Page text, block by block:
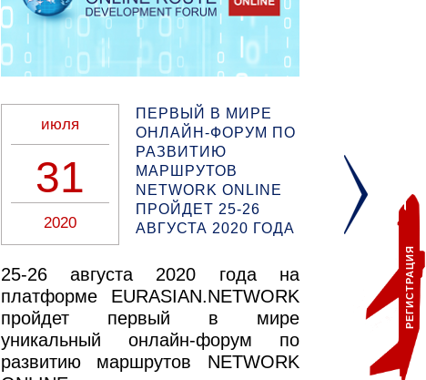
РЕГИСТРАЦИЯ
июля
31
2020
ПЕРВЫЙ В МИРЕ
ОНЛАЙН-ФОРУМ ПО
РАЗВИТИЮ
МАРШРУТОВ
NETWORK ONLINE
ПРОЙДЕТ 25-26
АВГУСТА 2020 ГОДА
25-26 августа 2020 года на
платформе EURASIAN.NETWORK
пройдет первый в мире
уникальный онлайн-форум по
развитию маршрутов NETWORK
2020
2020